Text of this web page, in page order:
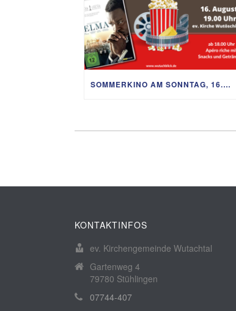
SOMMERKINO AM SONNTAG, 16. AUGUST
KONTAKTINFOS
ev. Kirchengemeinde Wutachtal
Gartenweg 4
79780 Stühlingen
07744-407